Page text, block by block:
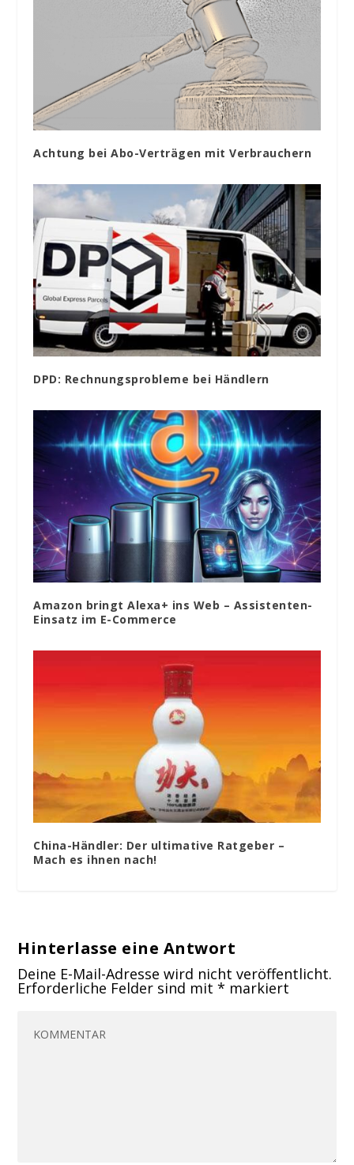
Achtung bei Abo-Verträgen mit Verbrauchern
DPD: Rechnungsprobleme bei Händlern
Amazon bringt Alexa+ ins Web – Assistenten-
Einsatz im E-Commerce
China-Händler: Der ultimative Ratgeber –
Mach es ihnen nach!
Hinterlasse eine Antwort
Deine E-Mail-Adresse wird nicht veröffentlicht.
Erforderliche Felder sind mit* markiert